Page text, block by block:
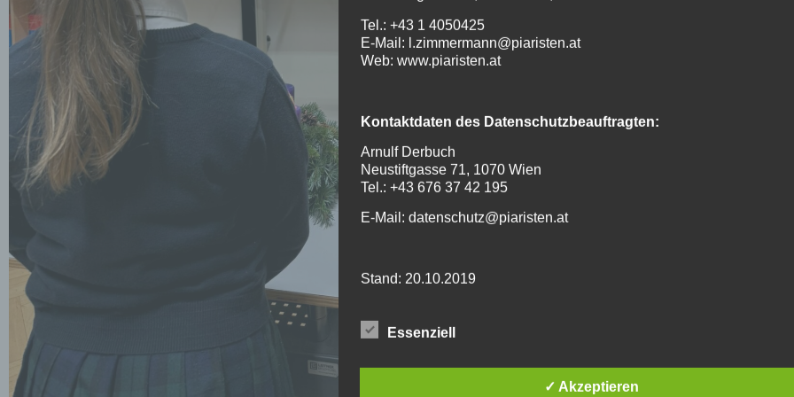
Tel.: +43 1 4050425
E-Mail: l.zimmermann@piaristen.at
Web: www.piaristen.at
Kontaktdaten des Datenschutzbeauftragten:
Arnulf Derbuch
Neustiftgasse 71, 1070 Wien
Tel.: +43 676 37 42 195
E-Mail: datenschutz@piaristen.at
Stand: 20.10.2019
1.1. Diese Datenschutzerklärung klärt Sie über die Art, den Umfang
und Inhalte (nachfolgend gemeinsam bezeichnet als „Onlineangebot“
Essenziell
✓ Akzeptieren